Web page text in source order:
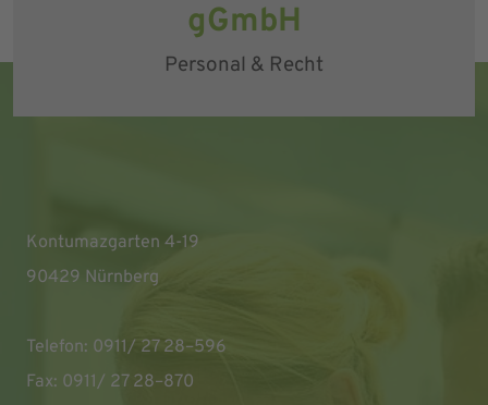
gGmbH
Personal & Recht
Kontumazgarten 4-19
90429 Nürnberg
Telefon: 0911/ 27 28–596
Fax: 0911/ 27 28–870